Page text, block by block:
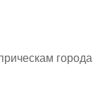
города